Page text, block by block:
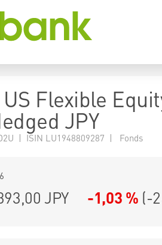
US Flexible
JPY
| ISIN LU1948809287 | Fonds
JPY -1,03 % (-